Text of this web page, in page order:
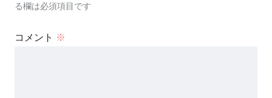
る欄は必須項目です
コメント ※